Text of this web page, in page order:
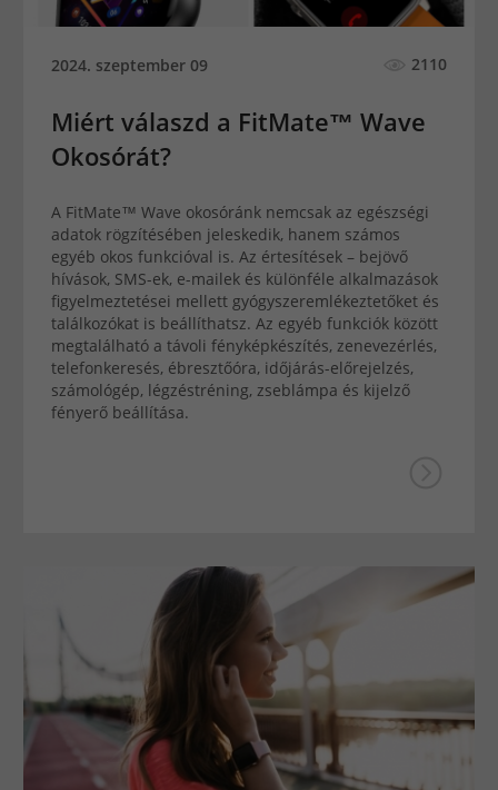
2024. szeptember 09 2110
Miért válaszd a FitMate™ Wave
Okosórát?
A FitMate™ Wave okosóránk nemcsak az egészségi
adatok rögzítésében jeleskedik, hanem számos
egyéb okos funkcióval is. Az értesítések – bejövő
hívások, SMS-ek, e-mailek és különféle alkalmazások
figyelmeztetései mellett gyógyszeremlékeztetőket és
találkozókat is beállíthatsz. Az egyéb funkciók között
megtalálható a távoli fényképkészítés, zenevezérlés,
telefonkeresés, ébresztőóra, időjárás-előrejelzés,
számológép, légzéstréning, zseblámpa és kijelző
fényerő beállítása.